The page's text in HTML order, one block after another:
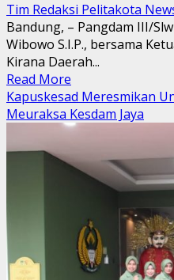
Tim Redaksi Pelitakota
Bandung, – Pangdam III/
Wibowo S.I.P., bersama
Kirana Daerah...
Read More
more
about
Syukuran
TNI
Digelar
di
Stadion
Siliwangi
Kapuskesad Meresmikan
Meuraksa Kesdam Jaya